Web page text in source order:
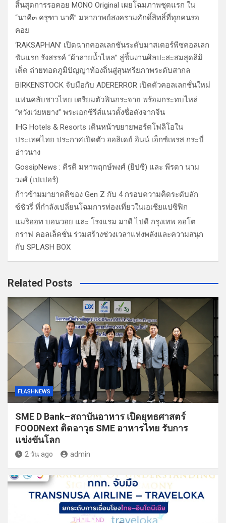
สิ้นสุดการรอคอย MONO Original เผยโฉมภาพชุดแรก ใน
“นาคี๓ ครุฑา นาคี” มหากาพย์สงครามศักดิ์สิทธิ์ที่ทุกคนรอ
คอย
‘RAKSAPHAN’ เปิดฉากคอลเลกชันระดับมาสเตอร์พีซคอลเลก
ชันแรก รังสรรค์ “ผ้าลายน้ำไหล” สู่ชิ้นงานศิลปะสะสมสุดลิมิ
เต็ด ถ่ายทอดภูมิปัญญาท้องถิ่นสู่สุนทรียภาพระดับสากล
BIRKENSTOCK จับมือกับ ADERERROR เปิดตัวคอลเลกชั่นใหม่
แฟนคลับชาวไทย เตรียมตัวฟินกระจาย พร้อมกระทบไหล่
“หวังเว่ยหยาง” พระเอกซีรีส์แนวตั้งชื่อดังจากจีน
IHG Hotels & Resorts เดินหน้าขยายพอร์ตโฟลิโอใน
ประเทศไทย ประกาศเปิดตัว ฮอลิเดย์ อินน์ เอ็กซ์เพรส กระบี่
อ่าวนาง
GossipNews : คีรติ มหาพฤกษ์พงศ์ (ยิปซี) และ พีรดา นาม
วงศ์ (เปเปอร์)
ก้าวข้ามมายาคติของ Gen Z กับ 4 กรอบความคิดระดับลัก
ซ์ชัวรี่ ที่กำลังเปลี่ยนโฉมการท่องเที่ยวในเอเชียแปซิฟิก
แมริออท บอนวอย และ โรงแรม มาดี ไปดี กรุงเทพ ออโต
กราฟ คอลเล็คชั่น ร่วมสร้างช่วงเวลาแห่งพลังและความสนุก
กับ SPLASH BOX
Related Posts
FLASHNEWS
SME D Bank–สถาบันอาหาร เปิดยุทธศาสตร์
FOODNext ติดอาวุธ SME อาหารไทย รับการ
แข่งขันโลก
2 วัน ago admin